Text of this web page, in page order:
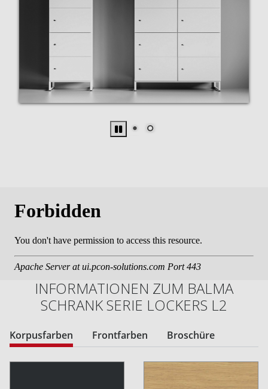
INFORMATIONEN ZUM BALMA
SCHRANK SERIE LOCKERS L2
Korpusfarben Frontfarben Broschüre